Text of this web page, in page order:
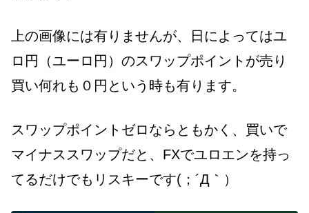
上の画像には有りませんが、日によってはユ
ロ円（ユーロ円）のスワップポイントが売り
買い何れも０円という時も有ります。
スワップポイントゼロならともかく、買いで
マイナススワップだと、FXでユロエンを持っ
てるだけでもリスキーです(；´Д｀）